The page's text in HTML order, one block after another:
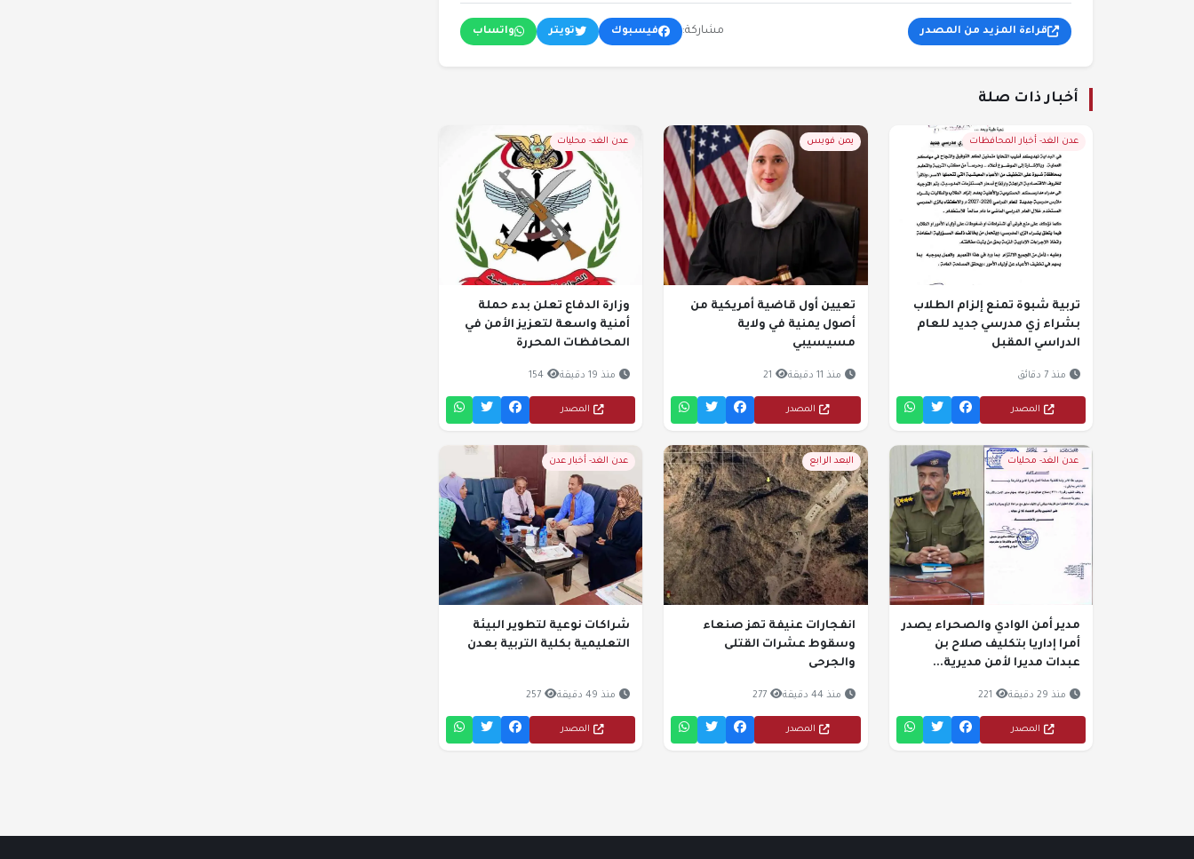
قراءة المزيد من المصدر مشاركة: فيسبوك تويتر واتساب
أخبار ذات صلة
عدن الغد- أخبار المحافظات
تربية شبوة تمنع إلزام الطلاب
بشراء زي مدرسي جديد للعام
الدراسي المقبل
منذ 7 دقائق
المصدر
يمن فويس
تعيين أول قاضية أمريكية من
أصول يمنية في ولاية
مسيسيبي
منذ 11 دقيقة 21
المصدر
عدن الغد- محليات
وزارة الدفاع تعلن بدء حملة
أمنية واسعة لتعزيز الأمن في
المحافظات المحررة
منذ 19 دقيقة 154
المصدر
عدن الغد- محليات
مدير أمن الوادي والصحراء يصدر
أمرا إداريا بتكليف صلاح بن
عبدات مديرا لأمن مديرية...
منذ 29 دقيقة 221
المصدر
البعد الرابع
انفجارات عنيفة تهز صنعاء
وسقوط عشرات القتلى
والجرحى
منذ 44 دقيقة 277
المصدر
عدن الغد- أخبار عدن
شراكات نوعية لتطوير البيئة
التعليمية بكلية التربية بعدن
منذ 49 دقيقة 257
المصدر